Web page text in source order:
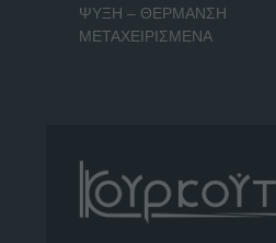
ΨΥΞΗ – ΘΕΡΜΑΝΣΗ
ΜΕΤΑΧΕΙΡΙΣΜΕΝΑ